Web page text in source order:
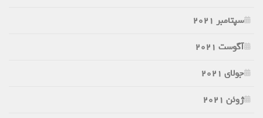
سپتامبر 2021
آگوست 2021
جولای 2021
ژوئن 2021